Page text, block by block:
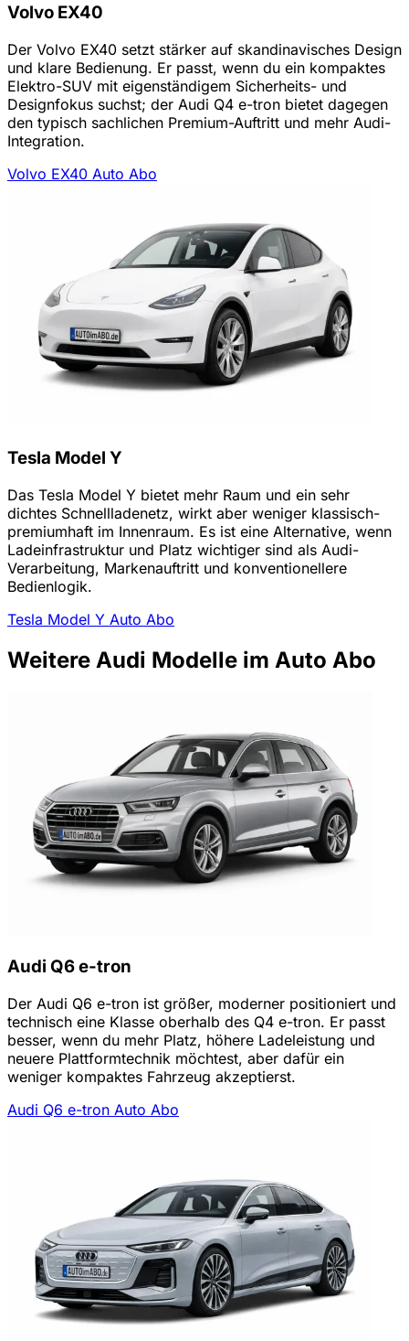
Volvo EX40
Der Volvo EX40 setzt stärker auf skandinavisches Design
und klare Bedienung. Er passt, wenn du ein kompaktes
Elektro-SUV mit eigenständigem Sicherheits- und
Designfokus suchst; der Audi Q4 e-tron bietet dagegen
den typisch sachlichen Premium-Auftritt und mehr Audi-
Integration.
Volvo EX40 Auto Abo
Tesla Model Y
Das Tesla Model Y bietet mehr Raum und ein sehr
dichtes Schnellladenetz, wirkt aber weniger klassisch-
premiumhaft im Innenraum. Es ist eine Alternative, wenn
Ladeinfrastruktur und Platz wichtiger sind als Audi-
Verarbeitung, Markenauftritt und konventionellere
Bedienlogik.
Tesla Model Y Auto Abo
Weitere Audi Modelle im Auto Abo
Audi Q6 e-tron
Der Audi Q6 e-tron ist größer, moderner positioniert und
technisch eine Klasse oberhalb des Q4 e-tron. Er passt
besser, wenn du mehr Platz, höhere Ladeleistung und
neuere Plattformtechnik möchtest, aber dafür ein
weniger kompaktes Fahrzeug akzeptierst.
Audi Q6 e-tron Auto Abo